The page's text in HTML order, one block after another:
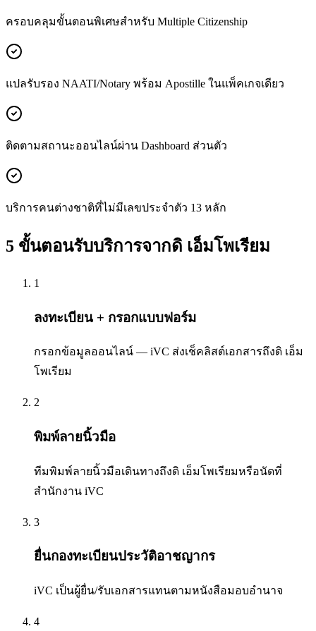
ครอบคลุมขั้นตอนพิเศษสำหรับ Multiple Citizenship
แปลรับรอง NAATI/Notary พร้อม Apostille ในแพ็คเกจเดียว
ติดตามสถานะออนไลน์ผ่าน Dashboard ส่วนตัว
บริการคนต่างชาติที่ไม่มีเลขประจำตัว 13 หลัก
5 ขั้นตอนรับบริการจากดิ เอ็มโพเรียม
1
ลงทะเบียน + กรอกแบบฟอร์ม
กรอกข้อมูลออนไลน์ — iVC ส่งเช็คลิสต์เอกสารถึงดิ เอ็ม
โพเรียม
2
พิมพ์ลายนิ้วมือ
ทีมพิมพ์ลายนิ้วมือเดินทางถึงดิ เอ็มโพเรียมหรือนัดที่
สำนักงาน iVC
3
ยื่นกองทะเบียนประวัติอาชญากร
iVC เป็นผู้ยื่น/รับเอกสารแทนตามหนังสือมอบอำนาจ
4